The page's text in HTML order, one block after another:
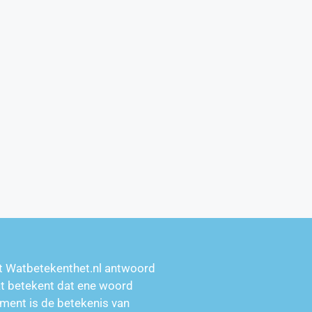
Watbetekenthet.nl antwoord
betekent dat ene woord
is de betekenis van